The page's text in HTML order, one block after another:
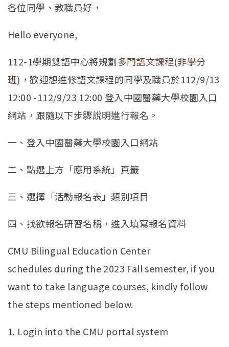
各位同學、教職員好，
Hello everyone,
112-1學期雙語中心將規劃多門語文課程(非學分
班) ，歡迎想進修語文課程的同學及職員於112/9/13
12:00 -112/9/23 12:00 登入中國醫藥大學校園入口
網站，跟隨以下步驟說明進行報名。
一、登入中國醫藥大學校園入口網站
二、點選上方「應用系統」頁籤
三、選擇「活動報名表」類別項目
四、找欲報名研習名稱，進入填寫報名資料
CMU Bilingual Education Center
schedules during the 2023 Fall semester, if you
want to take language courses, kindly follow
the steps mentioned below.
1. Login into the CMU portal system